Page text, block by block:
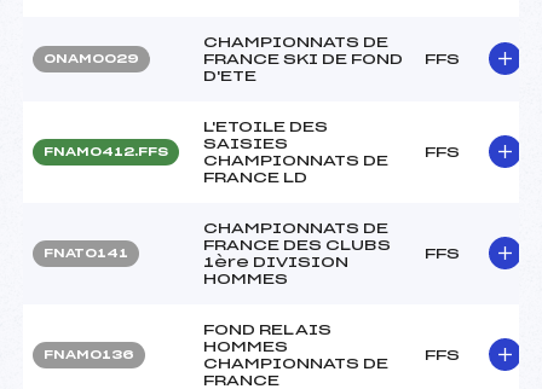
ONAM0029
CHAMPIONNATS DE
FRANCE SKI DE FOND
D'ETE
FFS
FNAM0412.FFS
L'ETOILE DES
SAISIES
CHAMPIONNATS DE
FRANCE LD
FFS
FNAT0141
CHAMPIONNATS DE
FRANCE DES CLUBS
1ère DIVISION
HOMMES
FFS
FNAM0136
FOND RELAIS
HOMMES
CHAMPIONNATS DE
FRANCE
FFS